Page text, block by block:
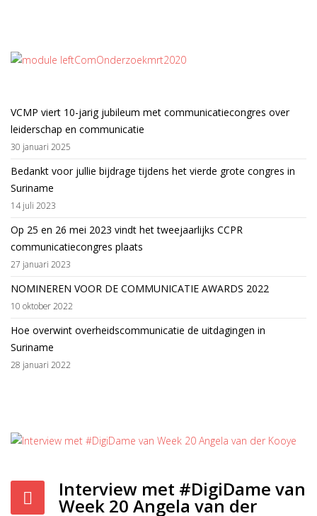
VCMP viert 10-jarig jubileum met communicatiecongres over
leiderschap en communicatie
30 januari 2025
Bedankt voor jullie bijdrage tijdens het vierde grote congres in
Suriname
14 juli 2023
Op 25 en 26 mei 2023 vindt het tweejaarlijks CCPR
communicatiecongres plaats
27 januari 2023
NOMINEREN VOOR DE COMMUNICATIE AWARDS 2022
10 oktober 2022
Hoe overwint overheidscommunicatie de uitdagingen in
Suriname
28 januari 2022
Interview met #DigiDame van
Week 20 Angela van der